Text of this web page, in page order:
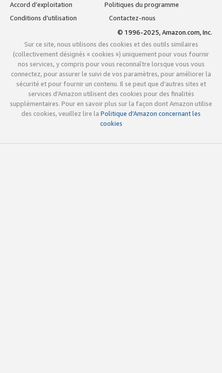
Accord d’exploitation
Politiques du programme
Conditions d’utilisation
Contactez-nous
© 1996-2025, Amazon.com, Inc.
Sur ce site, nous utilisons des cookies et des outils similaires
(collectivement désignés « cookies ») uniquement pour vous fournir
nos services, y compris pour vous reconnaître lorsque vous vous
connectez, pour assurer le suivi de vos paramètres, pour améliorer la
sécurité et pour fournir un contenu. Il se peut que d’autres sites et
services d’Amazon utilisent des cookies pour des finalités
supplémentaires. Pour en savoir plus sur la façon dont Amazon utilise
des cookies, veuillez lire la Politique d’Amazon concernant les
cookies